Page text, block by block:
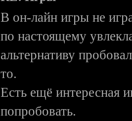
В он-лайн игры не
по настоящему
альтернативу
то.
Есть ещё интересная
попробовать.